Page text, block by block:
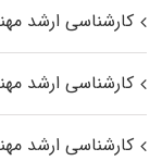
کارشناسی ارشد
کارشناسی ارشد
کارشناسی ارشد